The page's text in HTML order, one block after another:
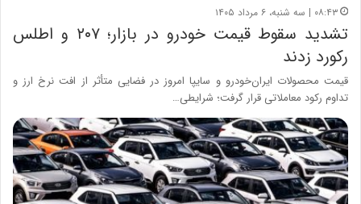
۰۸:۴۳ | سه شنبه، ۶ مرداد ۱۴۰۵
تشدید سقوط قیمت خودرو در بازار؛ ۲۰۷ و اطلس
رکورد زدند
قیمت محصولات ایران‌خودرو و سایپا امروز در فضایی متأثر از افت نرخ ارز و
تداوم رکود معاملاتی قرار گرفت؛ شرایطی…